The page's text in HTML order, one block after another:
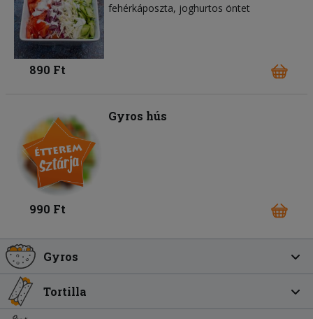
fehérkáposzta joghurtos öntet
890 Ft
Gyros hús
990 Ft
Gyros
Tortilla